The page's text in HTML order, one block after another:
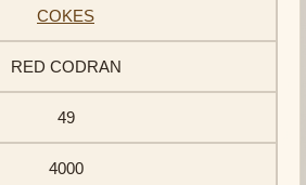
COKES
RED CODRAN
49
4000